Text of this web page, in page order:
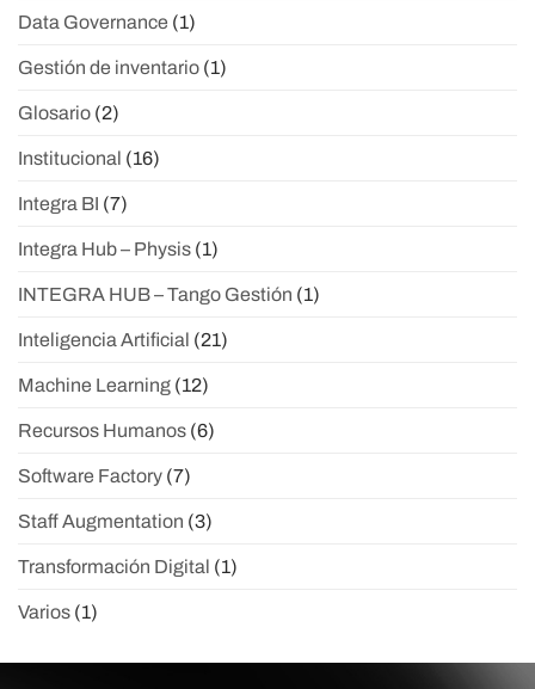
Data Governance (1)
Gestión de inventario (1)
Glosario (2)
Institucional (16)
Integra BI (7)
Integra Hub – Physis (1)
INTEGRA HUB – Tango Gestión (1)
Inteligencia Artificial (21)
Machine Learning (12)
Recursos Humanos (6)
Software Factory (7)
Staff Augmentation (3)
Transformación Digital (1)
Varios (1)